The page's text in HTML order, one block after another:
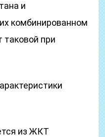
и
комбинированном
таковой при
из ЖКТ